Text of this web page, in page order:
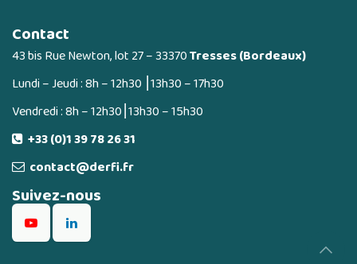
Contact
43 bis Rue Newton, lot 27 – 33370Tresses (Bordeaux)
Lundi – Jeudi : 8h – 12h30 ⎮13h30 – 17h30
Vendredi : 8h – 12h30⎮13h30 – 15h30
+33 (0)1 39 78 26 31
contact@derfi.fr
Suivez-nous